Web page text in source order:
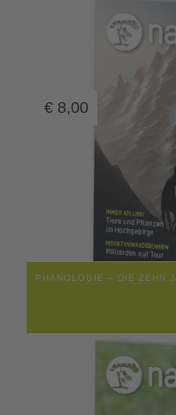
€ 8,00
PHÄNOLOGIE – DIE ZEHN